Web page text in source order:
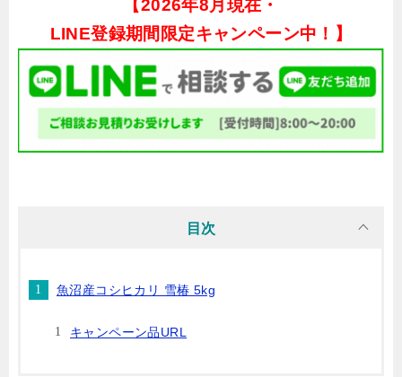
【2026年8月現在・
LINE登録期間限定キャンペーン中！】
目次
魚沼産コシヒカリ 雪椿 5kg
キャンペーン品URL